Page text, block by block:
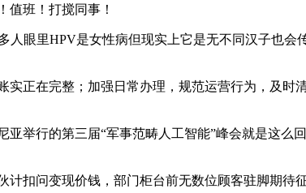
班！打搅同事！
里HPV是女性病但现实上它是无不同汉子也会
在完整；加强日常办理，规范运营行为，及时
行的第三届“军事范畴人工智能”峰会就是这么
扣问变现价钱，部门柜台前无数位顾客驻脚期待征